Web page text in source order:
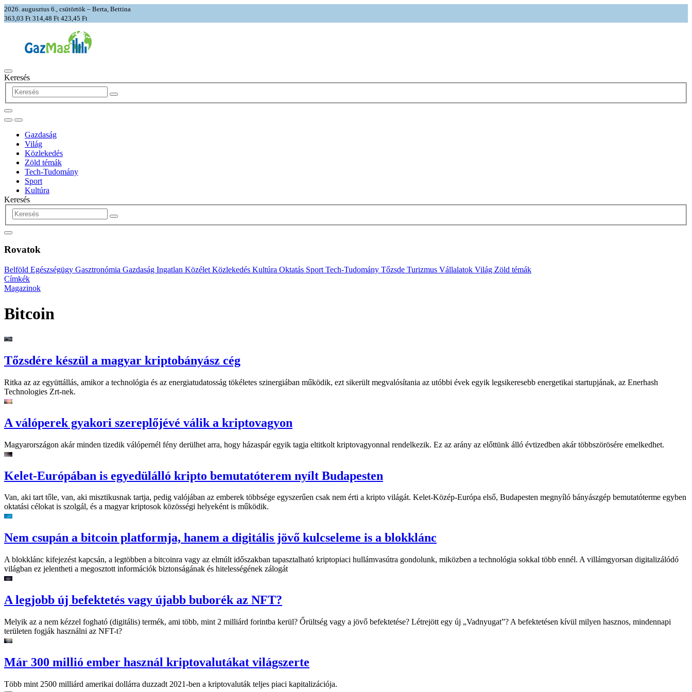
2026. augusztus 6., csütörtök – Berta, Bettina
363,03 Ft 314,48 Ft 423,45 Ft
Keresés
Gazdaság
Világ
Közlekedés
Zöld témák
Tech-Tudomány
Sport
Kultúra
Keresés
Rovatok
Belföld Egészségügy Gasztronómia Gazdaság Ingatlan Közélet Közlekedés Kultúra Oktatás Sport Tech-Tudomány Tőzsde Turizmus Vállalatok Világ Zöld témák
Címkék
Magazinok
Bitcoin
Tőzsdére készül a magyar kriptobányász cég
Ritka az az együttállás, amikor a technológia és az energiatudatosság tökéletes szinergiában működik, ezt sikerült megvalósítania az utóbbi évek egyik legsikeresebb energetikai startupjának, az Enerhash
Technologies Zrt-nek.
A válóperek gyakori szereplőjévé válik a kriptovagyon
Magyarországon akár minden tizedik válópernél fény derülhet arra, hogy házaspár egyik tagja eltitkolt kriptovagyonnal rendelkezik. Ez az arány az előttünk álló évtizedben akár többszörösére emelkedhet.
Kelet-Európában is egyedülálló kripto bemutatóterem nyílt Budapesten
Van, aki tart tőle, van, aki misztikusnak tartja, pedig valójában az emberek többsége egyszerűen csak nem érti a kripto világát. Kelet-Közép-Európa első, Budapesten megnyíló bányászgép bemutatóterme egyben
oktatási célokat is szolgál, és a magyar kriptosok közösségi helyeként is működik.
Nem csupán a bitcoin platformja, hanem a digitális jövő kulcseleme is a blokklánc
A blokklánc kifejezést kapcsán, a legtöbben a bitcoinra vagy az elmúlt időszakban tapasztalható kriptopiaci hullámvasútra gondolunk, miközben a technológia sokkal több ennél. A villámgyorsan digitalizálódó
világban ez jelentheti a megosztott információk biztonságának és hitelességének zálogát
A legjobb új befektetés vagy újabb buborék az NFT?
Melyik az a nem kézzel fogható (digitális) termék, ami több, mint 2 milliárd forintba kerül? Őrültség vagy a jövő befektetése? Létrejött egy új „Vadnyugat”? A befektetésen kívül milyen hasznos, mindennapi
területen fogják használni az NFT-t?
Már 300 millió ember használ kriptovalutákat világszerte
Több mint 2500 milliárd amerikai dollárra duzzadt 2021-ben a kriptovaluták teljes piaci kapitalizációja.